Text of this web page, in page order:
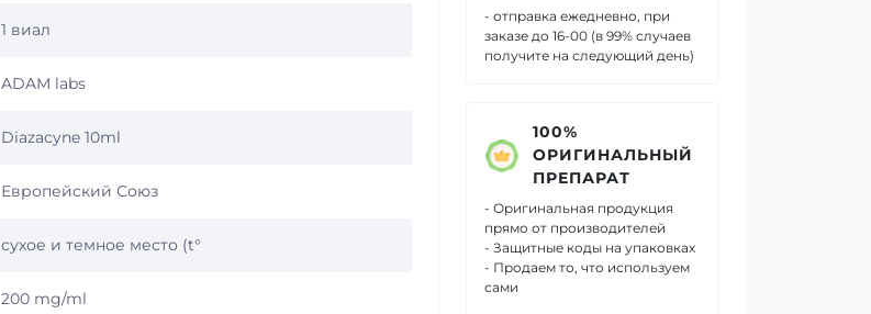
1 виал
ADAM labs
Diazacyne 10ml
Европейский Союз
сухое и темное место (t°
200 mg/ml
- отправка ежедневно, при
заказе до 16-00 (в 99% случаев
получите на следующий день)
100%
ОРИГИНАЛЬНЫЙ
ПРЕПАРАТ
- Оригинальная продукция
прямо от производителей
- Защитные коды на упаковках
- Продаем то, что используем
сами